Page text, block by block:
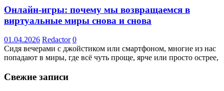
Онлайн-игры: почему мы возвращаемся в
виртуальные миры снова и снова
01.04.2026 Redactor 0
Сидя вечерами с джойстиком или смартфоном, многие из нас
попадают в миры, где всё чуть проще, ярче или просто острее,
Свежие записи